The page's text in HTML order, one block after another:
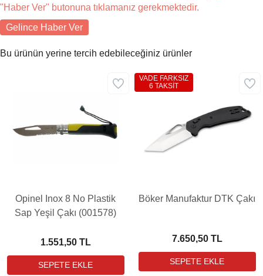
"Haber Ver" butonuna tıklamanız gerekmektedir.
Gelince Haber Ver
Bu ürünün yerine tercih edebileceğiniz ürünler
Opinel Inox 8 No Plastik
Sap Yeşil Çakı (001578)
1.551,50 TL
Böker Manufaktur DTK Çakı
7.650,50 TL
VADE FARKSIZ
6 TAKSİT